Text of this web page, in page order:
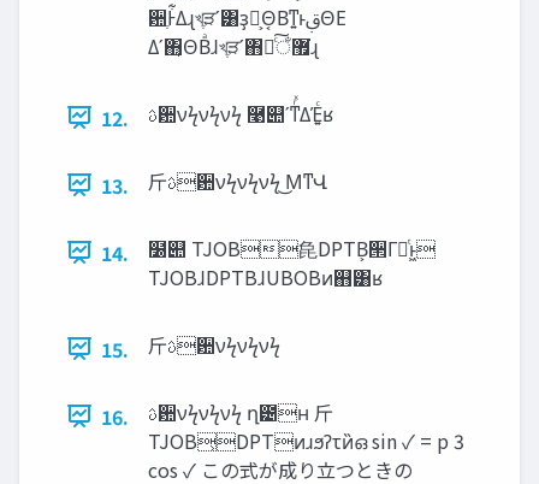
਺ֶͰ͋Δɻখֶੜʹ͸ҙຯ͕Θ͔Βͳ͍ͱࢥΘΕ
Δʹ΋͔͔ΘΒͣɺখֶੜʹ΋޿͘ਁಁͨ͠ɻ
12. ࢉ਺νϟνϟνϟ ࿩୊ʹͳͬͯΔΈ͍ͨʁ
13. ⽄ࢉ਺νϟνϟνϟ ͜ΜͳՎ
14.
໰୊ TJOВ㲋DPTВ͕੒Γཱͭͱ͖
TJOВɺDPTВɺUBOВͷ஋͸ʁ
15. ⽄ࢉ਺νϟνϟνϟ
16.
ࢉ਺νϟνϟνϟ ղ౴ʜ ⽄
TJOВ͕DPTͷɹϧʔτͷ̏ഒ sin ✓ = p 3
cos ✓ この式が成り立つときの